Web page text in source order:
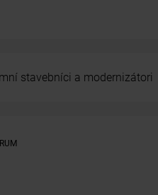
stavebníci a modernizátori